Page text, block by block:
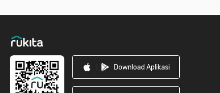
Download Aplikasi